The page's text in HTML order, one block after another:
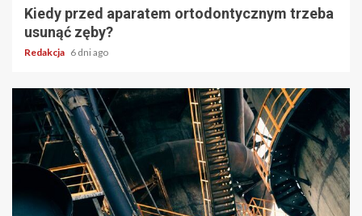
Kiedy przed aparatem ortodontycznym trzeba
usunąć zęby?
Redakcja 6 dni ago